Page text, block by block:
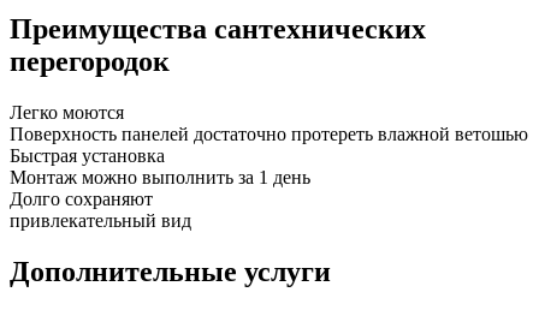
Преимущества сантехнических
перегородок
Легко моются
Поверхность панелей достаточно протереть влажной ветошью
Быстрая установка
Монтаж можно выполнить за 1 день
Долго сохраняют
привлекательный вид
Дополнительные услуги